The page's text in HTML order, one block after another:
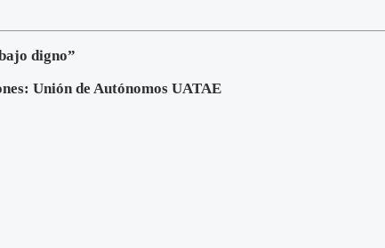
digno”
Unión de Autónomos UATAE